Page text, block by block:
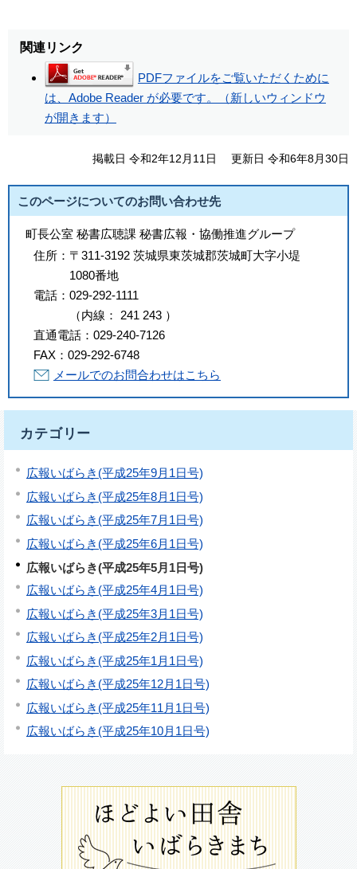
関連リンク
PDFファイルをご覧いただくために
は、Adobe Reader が必要です。（新しいウィンドウ
が開きます）
掲載日 令和2年12月11日 更新日 令和6年8月30日
このページについてのお問い合わせ先
町長公室 秘書広聴課 秘書広報・協働推進グループ
住所： 〒311-3192 茨城県東茨城郡茨城町大字小堤
1080番地
電話： 029-292-1111
（内線 ： 241 243 ）
直通電話： 029-240-7126
FAX： 029-292-6748
メールでのお問合わせはこちら
カテゴリー
広報いばらき(平成25年9月1日号)
広報いばらき(平成25年8月1日号)
広報いばらき(平成25年7月1日号)
広報いばらき(平成25年6月1日号)
広報いばらき(平成25年5月1日号)
広報いばらき(平成25年4月1日号)
広報いばらき(平成25年3月1日号)
広報いばらき(平成25年2月1日号)
広報いばらき(平成25年1月1日号)
広報いばらき(平成25年12月1日号)
広報いばらき(平成25年11月1日号)
広報いばらき(平成25年10月1日号)